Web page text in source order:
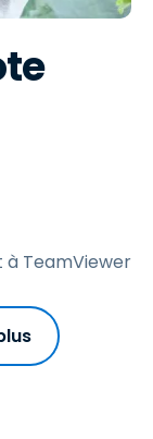
à TeamViewer